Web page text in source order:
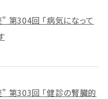
第304回 「病気になって
第303回 「健診の腎臓的